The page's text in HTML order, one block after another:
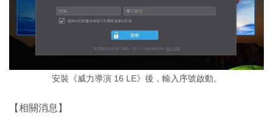
安裝《威力導演 16 LE》後，輸入序號啟動。
【相關消息】